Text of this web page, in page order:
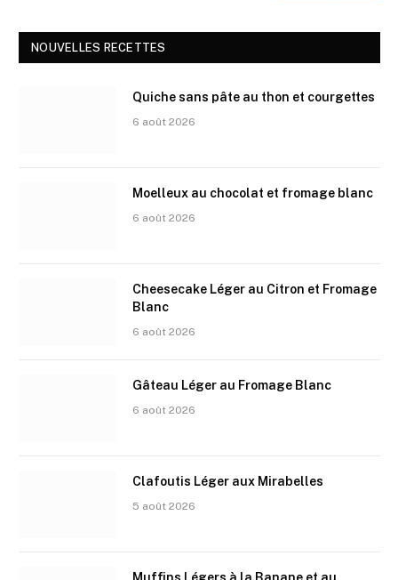
NOUVELLES RECETTES
Quiche sans pâte au thon et courgettes
6 août 2026
Moelleux au chocolat et fromage blanc
6 août 2026
Cheesecake Léger au Citron et Fromage
Blanc
6 août 2026
Gâteau Léger au Fromage Blanc
6 août 2026
Clafoutis Léger aux Mirabelles
5 août 2026
Muffins Légers à la Banane et au